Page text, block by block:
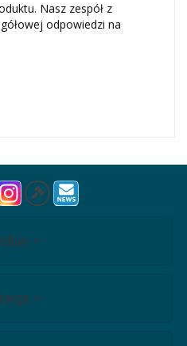
Nasz zespół z
odpowiedzi na